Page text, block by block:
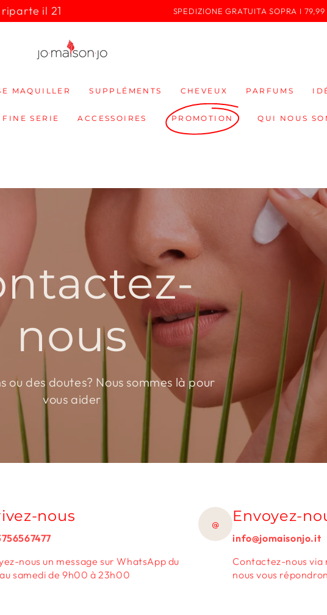
il 21 SPEDIZIONE GRATUITA SOPRA I 79,99
MAQUILLER SUPPLÉMENTS CHEVEUX PARFUMS
SERIE ACCESSOIRES PROMOTION QUI NOUS
nous
ou des doutes? Nous sommes là pour
vous aider
nous
nous un message sur WhatsApp du
samedi de 9h00 à 23h00
@ Envoyez-
info@jomaisonjo.it
Contactez-nous via
nous vous